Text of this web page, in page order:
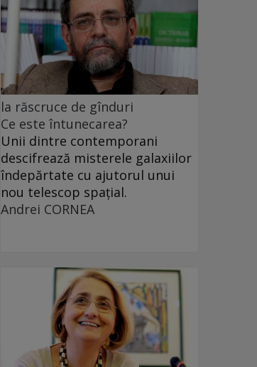
la răscruce de gînduri
Ce este întunecarea?
Unii dintre contemporani
descifrează misterele galaxiilor
îndepărtate cu ajutorul unui
nou telescop spațial.
Andrei CORNEA